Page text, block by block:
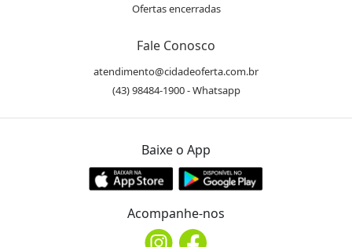
Ofertas encerradas
Fale Conosco
atendimento@cidadeoferta.com.br
(43) 98484-1900 - Whatsapp
Baixe o App
Acompanhe-nos